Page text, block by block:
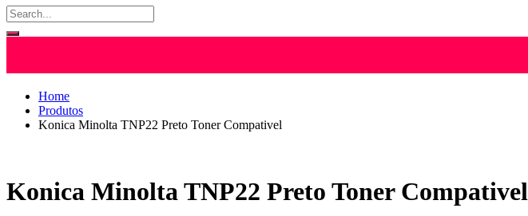
Home
Produtos
Konica Minolta TNP22 Preto Toner Compativel
Konica Minolta TNP22 Preto Toner Compativel